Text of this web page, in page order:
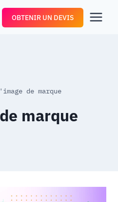
OBTENIR UN DEVIS
de marque
marque